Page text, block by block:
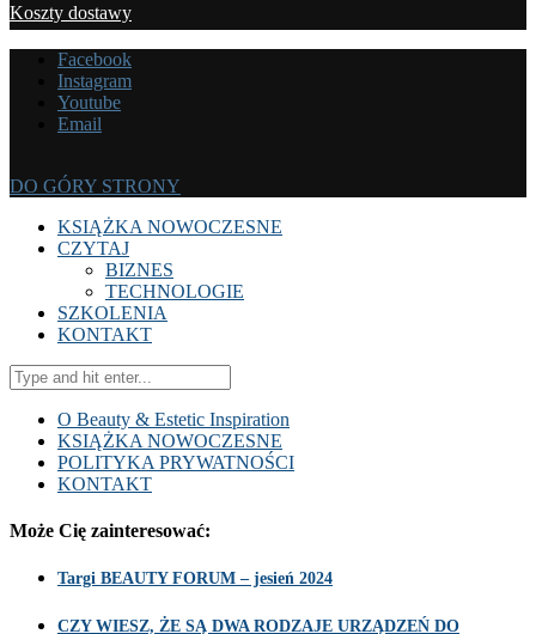
Koszty dostawy
Facebook
Instagram
Youtube
Email
DO GÓRY STRONY
KSIĄŻKA NOWOCZESNE
CZYTAJ
BIZNES
TECHNOLOGIE
SZKOLENIA
KONTAKT
O Beauty & Estetic Inspiration
KSIĄŻKA NOWOCZESNE
POLITYKA PRYWATNOŚCI
KONTAKT
Może Cię zainteresować:
Targi BEAUTY FORUM – jesień 2024
CZY WIESZ, ŻE SĄ DWA RODZAJE URZĄDZEŃ DO